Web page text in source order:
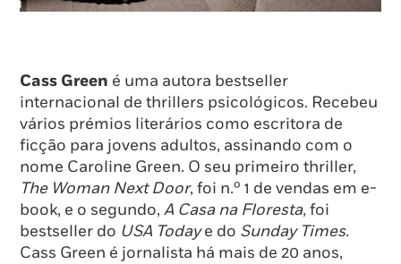
Cass Green é uma autora bestseller
internacional de thrillers psicológicos. Recebeu
vários prémios literários como escritora de
ficção para jovens adultos, assinando com o
nome Caroline Green. O seu primeiro thriller,
The Woman Next Door, foi n.º 1 de vendas em e-
book, e o segundo, A Casa na Floresta, foi
bestseller do USA Todaye do Sunday Times.
Cass Green é jornalista há mais de 20 anos,